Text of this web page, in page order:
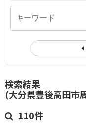
検索結果
(大分県豊後高田市
110件